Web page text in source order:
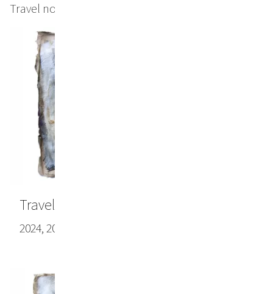
Travel notes
Travel note #1
2024, 20.47 x 27.56 in (52.0 x 70.0 cm)